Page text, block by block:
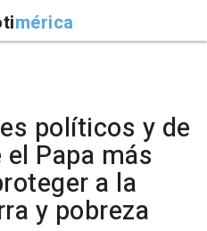
mérica
políticos y de
Papa más
a la
y pobreza